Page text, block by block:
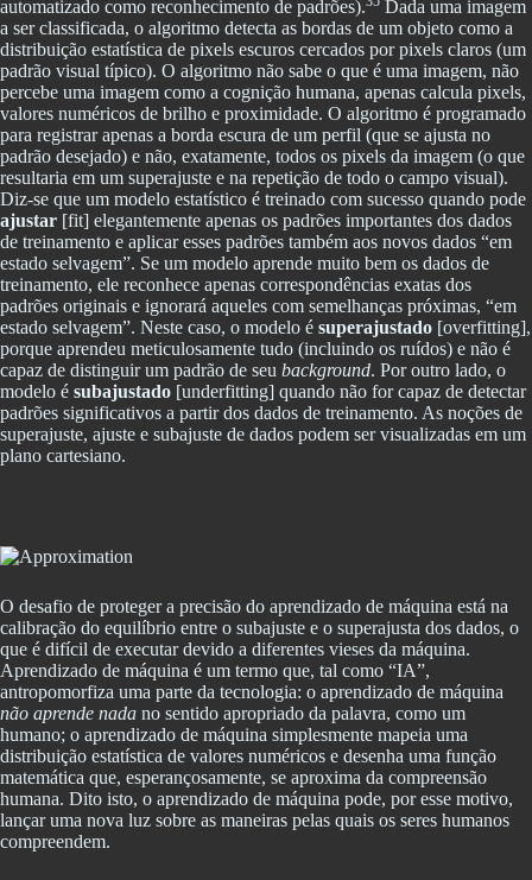
automatizado como reconhecimento de padrões).
Dada uma imagem
a ser classificada, o algoritmo detecta as bordas de um objeto como a
distribuição estatística de pixels escuros cercados por pixels claros (um
padrão visual típico). O algoritmo não sabe o que é uma imagem, não
percebe uma imagem como a cognição humana, apenas calcula pixels,
valores numéricos de brilho e proximidade. O algoritmo é programado
para registrar apenas a borda escura de um perfil (que se ajusta no
padrão desejado) e não, exatamente, todos os pixels da imagem (o que
resultaria em um superajuste e na repetição de todo o campo visual).
Diz-se que um modelo estatístico é treinado com sucesso quando pode
ajustar [fit] elegantemente apenas os padrões importantes dos dados
de treinamento e aplicar esses padrões também aos novos dados “em
estado selvagem”. Se um modelo aprende muito bem os dados de
treinamento, ele reconhece apenas correspondências exatas dos
padrões originais e ignorará aqueles com semelhanças próximas, “em
estado selvagem”. Neste caso, o modelo é superajustado [overfitting],
porque aprendeu meticulosamente tudo (incluindo os ruídos) e não é
capaz de distinguir um padrão de seu background. Por outro lado, o
modelo é subajustado [underfitting] quando não for capaz de detectar
padrões significativos a partir dos dados de treinamento. As noções de
superajuste, ajuste e subajuste de dados podem ser visualizadas em um
plano cartesiano.
O desafio de proteger a precisão do aprendizado de máquina está na
calibração do equilíbrio entre o subajuste e o superajusta dos dados, o
que é difícil de executar devido a diferentes vieses da máquina.
Aprendizado de máquina é um termo que, tal como “IA”,
antropomorfiza uma parte da tecnologia: o aprendizado de máquina
não aprende nada no sentido apropriado da palavra, como um
humano; o aprendizado de máquina simplesmente mapeia uma
distribuição estatística de valores numéricos e desenha uma função
matemática que, esperançosamente, se aproxima da compreensão
humana. Dito isto, o aprendizado de máquina pode, por esse motivo,
lançar uma nova luz sobre as maneiras pelas quais os seres humanos
compreendem.